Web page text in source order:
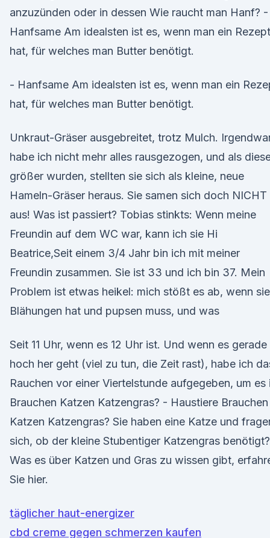
anzuzünden oder in dessen Wie raucht man Hanf? -
Hanfsame Am idealsten ist es, wenn man ein Rezept
hat, für welches man Butter benötigt.
- Hanfsame Am idealsten ist es, wenn man ein
hat, für welches man Butter benötigt.
Unkraut-Gräser ausgebreitet, trotz Mulch.
habe ich nicht mehr alles rausgezogen, und als
größer wurden, stellten sie sich als kleine, neue
Hameln-Gräser heraus. Sie samen sich doch NICHT
aus! Was ist passiert? Tobias stinkts: Wenn meine
Freundin auf dem WC war, kann ich sie Hi
Beatrice,Seit einem 3/4 Jahr bin ich mit meiner
Freundin zusammen. Sie ist 33 und ich bin 37. Mein
Problem ist etwas heikel: mich stößt es ab, wenn sie
Blähungen hat und pupsen muss, und was
Seit 11 Uhr, wenn es 12 Uhr ist. Und wenn es gerade
hoch her geht (viel zu tun, die Zeit rast), habe ich
Rauchen vor einer Viertelstunde aufgegeben, um es
Brauchen Katzen Katzengras? - Haustiere Brauchen
Katzen Katzengras? Sie haben eine Katze und
sich, ob der kleine Stubentiger Katzengras benötigt?
Was es über Katzen und Gras zu wissen gibt,
Sie hier.
täglicher haut-energizer
cbd creme gegen schmerzen kaufen